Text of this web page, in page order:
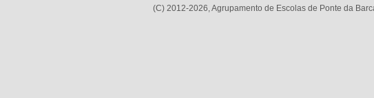
(C) 2012-2026, Agrupamento de Escolas de Ponte da